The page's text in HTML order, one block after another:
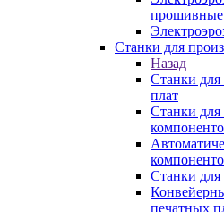
прошивные
Станки для
Назад
Станки для
плат
Станки для
Станки для
печатных